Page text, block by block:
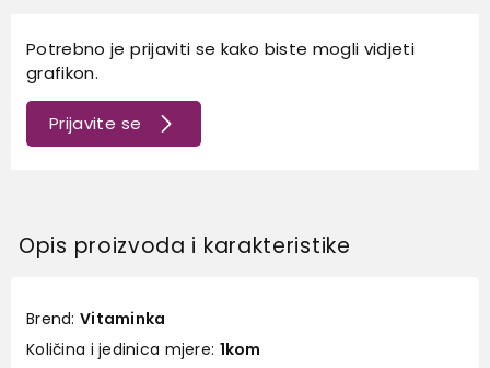
Potrebno je prijaviti se kako biste mogli vidjeti
grafikon.
Prijavite se
Opis proizvoda i karakteristike
Brend: Vitaminka
Količina i jedinica mjere: 1kom